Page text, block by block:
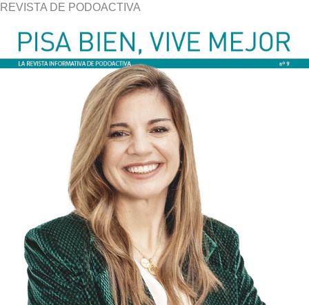
REVISTA DE PODOACTIVA